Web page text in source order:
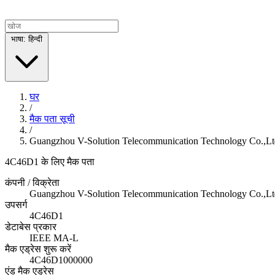
भाषा: हिन्दी
घर
/
मैक पता सूची
/
Guangzhou V-Solution Telecommunication Technology
4C46D1 के लिए मैक पता
कंपनी / विक्रेता
Guangzhou V-Solution Telecommunication Technology
उपसर्ग
4C46D1
डेटाबेस प्रकार
IEEE MA-L
मैक एड्रेस शुरू करें
4C46D1000000
एंड मैक एड्रेस